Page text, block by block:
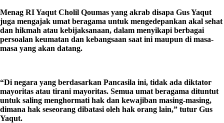
Menag RI Yaqut Cholil Qoumas yang akrab disapa Gus Yaqut
juga mengajak umat beragama untuk mengedepankan akal sehat
dan hikmah atau kebijaksanaan, dalam menyikapi berbagai
persoalan keumatan dan kebangsaan saat ini maupun di masa-
masa yang akan datang.
“Di negara yang berdasarkan Pancasila ini, tidak ada diktator
mayoritas atau tirani mayoritas. Semua umat beragama dituntut
untuk saling menghormati hak dan kewajiban masing-masing,
dimana hak seseorang dibatasi oleh hak orang lain,” tutur Gus
Yaqut.